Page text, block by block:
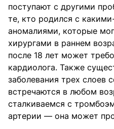
поступают с другими
те, кто родился с
аномалиями, которые
хирургами в раннем
после 18 лет может
кардиолога. Также
заболевания трех слоев
встречаются в любом
сталкиваемся с
артерии — она может